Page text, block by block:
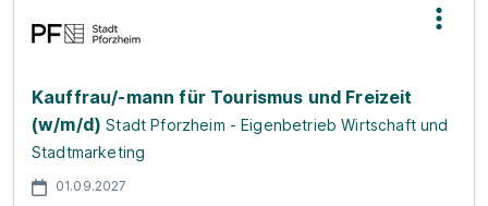
Kauffrau/-mann für Tourismus und Freizeit
(w/m/d) Stadt Pforzheim - Eigenbetrieb Wirtschaft und
Stadtmarketing
01.09.2027